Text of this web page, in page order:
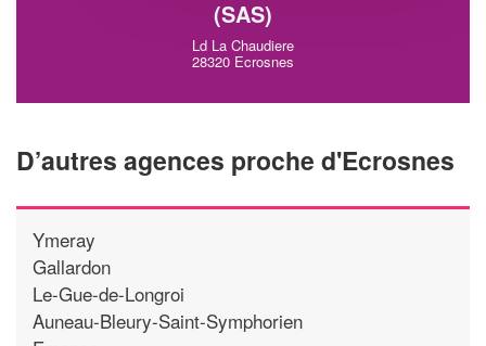
(SAS)
Ld La Chaudiere
28320 Ecrosnes
D’autres agences proche d'Ecrosnes
Ymeray
Gallardon
Le-Gue-de-Longroi
Auneau-Bleury-Saint-Symphorien